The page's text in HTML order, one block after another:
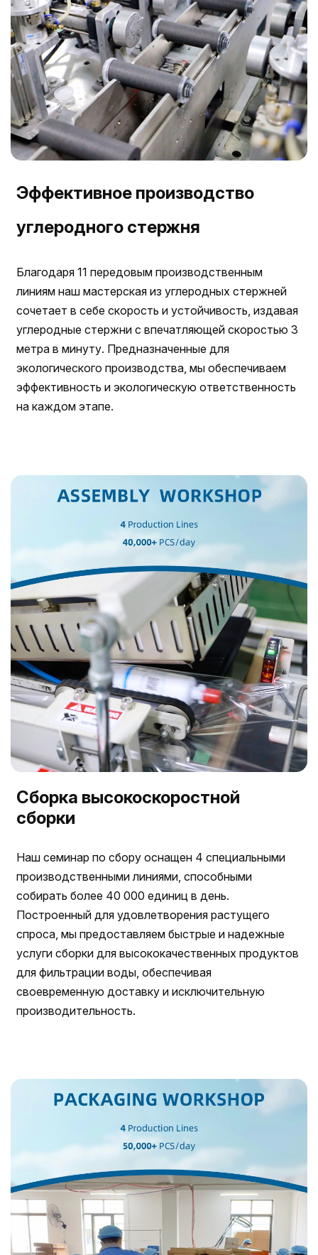
Эффективное производство
углеродного стержня
Благодаря 11 передовым производственным
линиям наш мастерская из углеродных стержней
сочетает в себе скорость и устойчивость, издавая
углеродные стержни с впечатляющей скоростью 3
метра в минуту. Предназначенные для
экологического производства, мы обеспечиваем
эффективность и экологическую ответственность
на каждом этапе.
Сборка высокоскоростной
сборки
Наш семинар по сбору оснащен 4 специальными
производственными линиями, способными
собирать более 40 000 единиц в день.
Построенный для удовлетворения растущего
спроса, мы предоставляем быстрые и надежные
услуги сборки для высококачественных продуктов
для фильтрации воды, обеспечивая
своевременную доставку и исключительную
производительность.